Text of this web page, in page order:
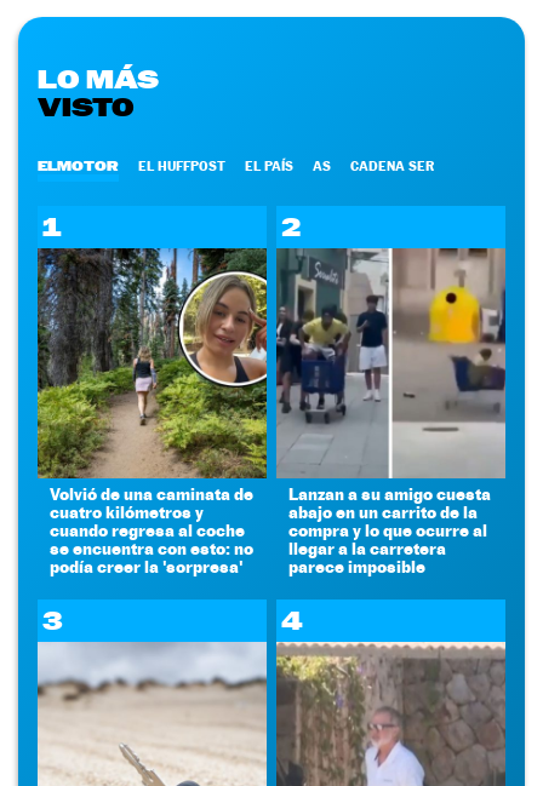
LO MÁS
VISTO
ELMOTOR EL HUFFPOST EL PAÍS AS CADENA SER
1
Volvió de una caminata de
cuatro kilómetros y
cuando regresa al coche
se encuentra con esto: no
podía creer la 'sorpresa'
2
Lanzan a su amigo cuesta
abajo en un carrito de la
compra y lo que ocurre al
llegar a la carretera
parece imposible
3 4